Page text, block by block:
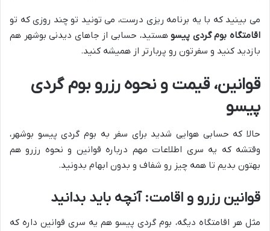
می بینید که با یه برنامه ریزی درست، می تونید تو چند روزی که تو
اقامتگاه بوم گردی پیسوهستید، حسابی از جاهای دیدنی بوشهر هم
بازدید کنید و سفرتون رو پربارتر از همیشه کنید.
قوانین، قیمت و نحوه رزرو بوم گردی
پیسو
حالا که حسابی هوایی شدید برای سفر به بوم گردی پیسو بوشهر،
وقتشه که یه سری اطلاعات مهم درباره قوانین و نحوه رزرو هم
بهتون بدیم تا همه چیز رو شفاف و بدون ابهام بدونید.
قوانین رزرو و اقامت: آنچه باید بدانید
مثل هر اقامتگاه دیگه، بوم گردی پیسو هم یه سری قوانین داره که